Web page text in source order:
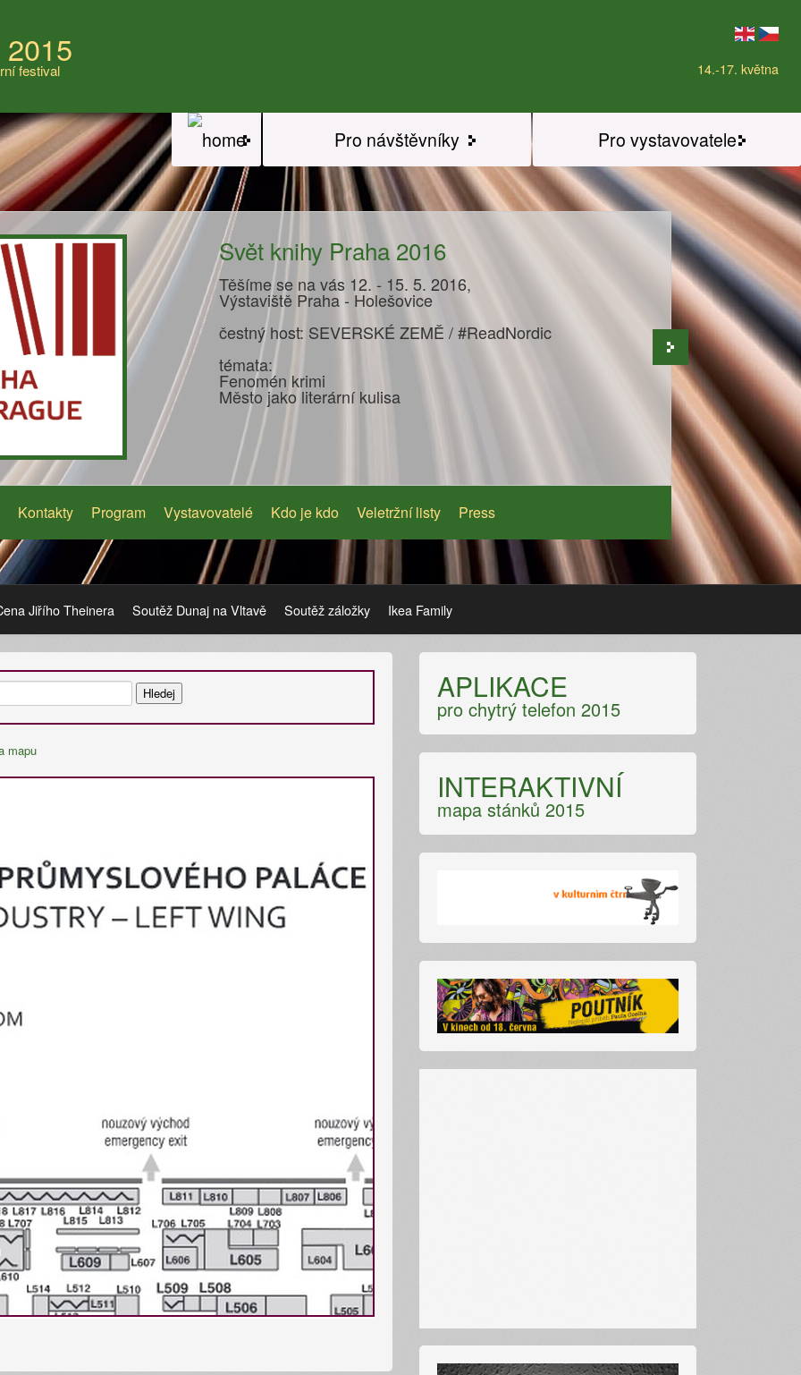
14.-17. května
festival
Pro vystavovatele
Pro návštěvníky
Svět knihy Praha 2016
Těšíme se na vás 12. - 15. 5. 2016,
Výstaviště Praha - Holešovice
čestný host: SEVERSKÉ ZEMĚ / #ReadNordic
témata:
Fenomén krimi
Město jako literární kulisa
Kontakty Program Vystavovatelé Kdo je kdo Veletržní listy Press
Jiřího Theinera Soutěž Dunaj na Vltavě Soutěž záložky Ikea Family
mapu
APLIKACE
pro chytrý telefon 2015
INTERAKTIVNÍ
mapa stánků 2015